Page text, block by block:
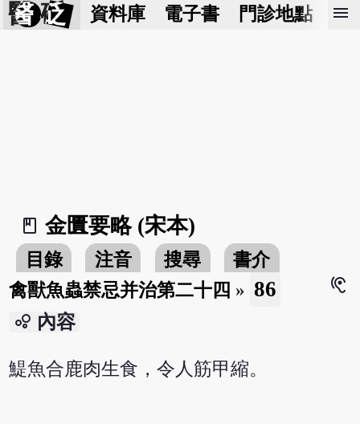
醫 砭 資料庫 電子書 門診地點 預
menu
book_2
金匱要略 (宋本)
目錄 注音 搜尋
書介
禽獸魚蟲禁忌并治第二十四 » 86
hearing
bubble_chart 內容
鯷魚合鹿肉生食，令人筋甲縮。